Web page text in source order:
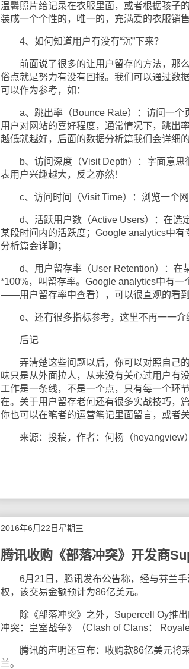
温馨照片给记录在衣服里面，或者根据孩子
装成一个个性的，唯一的，充满爱的衣服销
4、如何知道用户有没有“沉”下来？
前面说了很多的让用户留存的方法，那么
俗点就是努力有没有回报。我们可以通过数
可以作为参考，如：
a、跳出率（Bounce Rate）：访问一个
用户对网站的喜好程度，通常情况下，跳出
越低就越好，后面的数据分析篇我们会详细的
b、访问深度（Visit Depth）：字面意思
表用户兴趣越大，反之亦然！
c、访问时间（Visit Time）：浏览一个网
d、活跃用户数（Active Users）：在选
某段时间内的活跃度；Google analytics中
分析篇会详聊；
d、用户留存率（User Retention）：在
*100%，叫留存率。Google analytics中有
——用户留存率中查看），可以很直观的看
e、还有很多指标参考，这里不再一一
后记
弄清楚这些问题以后，你可以对照自己的
味只是从外面拉人，从来没有关心过用户有
工作是一条线，不是一个点，只有每一个环
在。关于用户留存老何还有很多实战技巧，
你也可以在笔者的运营笔记里面留言，或者
来源：投稿，作者：何杨（heyangview
2016年6月22日星期三
腾讯收购《部落冲突》开发商
6月21日，腾讯发布公告称，经与芬兰手
权，该交易金额预计为86亿美元。
除《部落冲突》之外，Supercell Oy推出
冲突：皇室战争》（Clash of Clans：
腾讯的声明还宣布：收购款86亿美元将采
兰。